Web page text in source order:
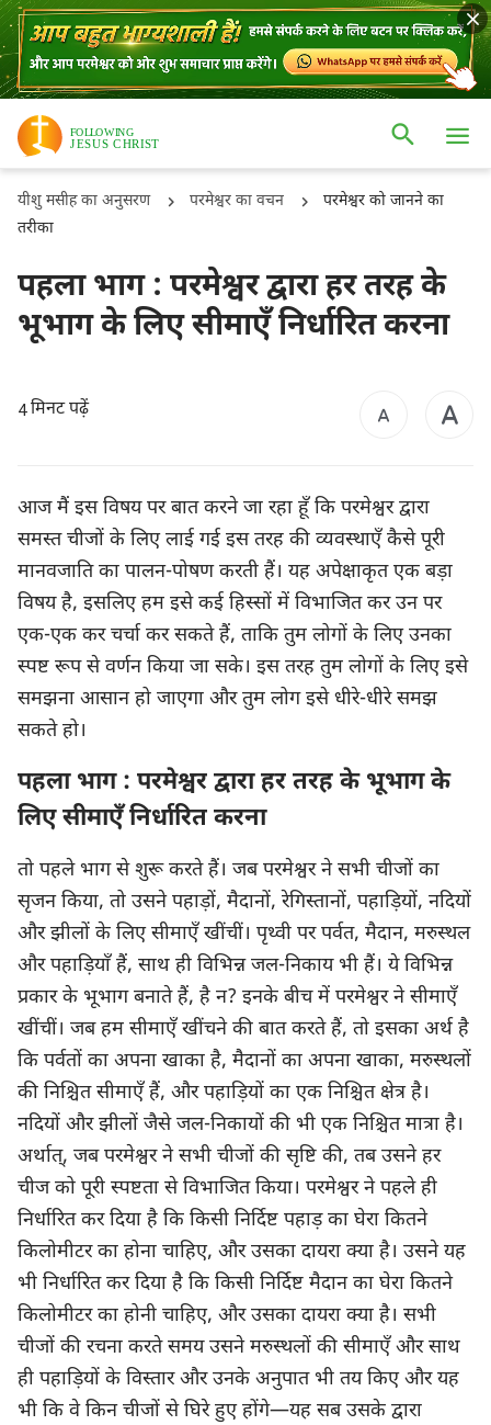
यीशु मसीह का अनुसरण परमेश्वर का वचन
परमेश्वर को जानने का
तरीका
पहला भाग : परमेश्वर द्वारा हर तरह के
भूभाग के लिए सीमाएँ निर्धारित करना
4 मिनट पढ़ें
आज मैं इस विषय पर बात करने जा रहा हूँ कि परमेश्वर द्वारा
समस्त चीजों के लिए लाई गई इस तरह की व्यवस्थाएँ कैसे पूरी
मानवजाति का पालन-पोषण करती हैं। यह अपेक्षाकृत एक बड़ा
विषय है, इसलिए हम इसे कई हिस्सों में विभाजित कर उन पर
एक-एक कर चर्चा कर सकते हैं, ताकि तुम लोगों के लिए उनका
स्पष्ट रूप से वर्णन किया जा सके। इस तरह तुम लोगों के लिए इसे
समझना आसान हो जाएगा और तुम लोग इसे धीरे-धीरे समझ
सकते हो।
पहला भाग : परमेश्वर द्वारा हर तरह के भूभाग के
लिए सीमाएँ निर्धारित करना
तो पहले भाग से शुरू करते हैं। जब परमेश्वर ने सभी चीजों का
सृजन किया, तो उसने पहाड़ों, मैदानों, रेगिस्तानों, पहाड़ियों, नदियों
और झीलों के लिए सीमाएँ खींचीं। पृथ्वी पर पर्वत, मैदान, मरुस्थल
और पहाड़ियाँ हैं, साथ ही विभिन्न जल-निकाय भी हैं। ये विभिन्न
प्रकार के भूभाग बनाते हैं, है न? इनके बीच में परमेश्वर ने सीमाएँ
खींचीं। जब हम सीमाएँ खींचने की बात करते हैं, तो इसका अर्थ है
कि पर्वतों का अपना खाका है, मैदानों का अपना खाका, मरुस्थलों
की निश्चित सीमाएँ हैं, और पहाड़ियों का एक निश्चित क्षेत्र है।
नदियों और झीलों जैसे जल-निकायों की भी एक निश्चित मात्रा है।
अर्थात्, जब परमेश्वर ने सभी चीजों की सृष्टि की, तब उसने हर
चीज को पूरी स्पष्टता से विभाजित किया। परमेश्वर ने पहले ही
निर्धारित कर दिया है कि किसी निर्दिष्ट पहाड़ का घेरा कितने
किलोमीटर का होना चाहिए, और उसका दायरा क्या है। उसने यह
भी निर्धारित कर दिया है कि किसी निर्दिष्ट मैदान का घेरा कितने
किलोमीटर का होनी चाहिए, और उसका दायरा क्या है। सभी
चीजों की रचना करते समय उसने मरुस्थलों की सीमाएँ और साथ
ही पहाड़ियों के विस्तार और उनके अनुपात भी तय किए और यह
भी कि वे किन चीजों से घिरे हुए होंगे—यह सब उसके द्वारा